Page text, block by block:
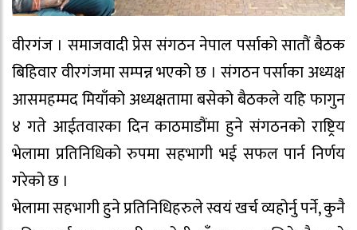
वीरगंज । समाजवादी प्रेस संगठन नेपाल पर्साको सातौं बैठक
बिहिवार वीरगंजमा सम्पन्न भएको छ । संगठन पर्साका अध्यक्ष
आसमहम्मद मियाँको अध्यक्षतामा बसेको बैठकले यहि फागुन
४ गते आईतवारका दिन काठमाडौंमा हुने संगठनको राष्ट्रिय
भेलामा प्रतिनिधिको रुपमा सहभागी भई सफल पार्न निर्णय
गरेको छ ।
भेलामा सहभागी हुने प्रतिनिधिहरुले स्वयं खर्च व्यहोर्नु पर्ने, कुनै